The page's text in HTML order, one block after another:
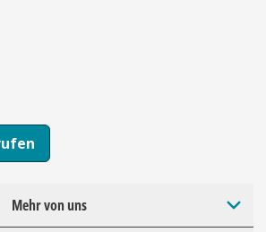
Mehr von uns